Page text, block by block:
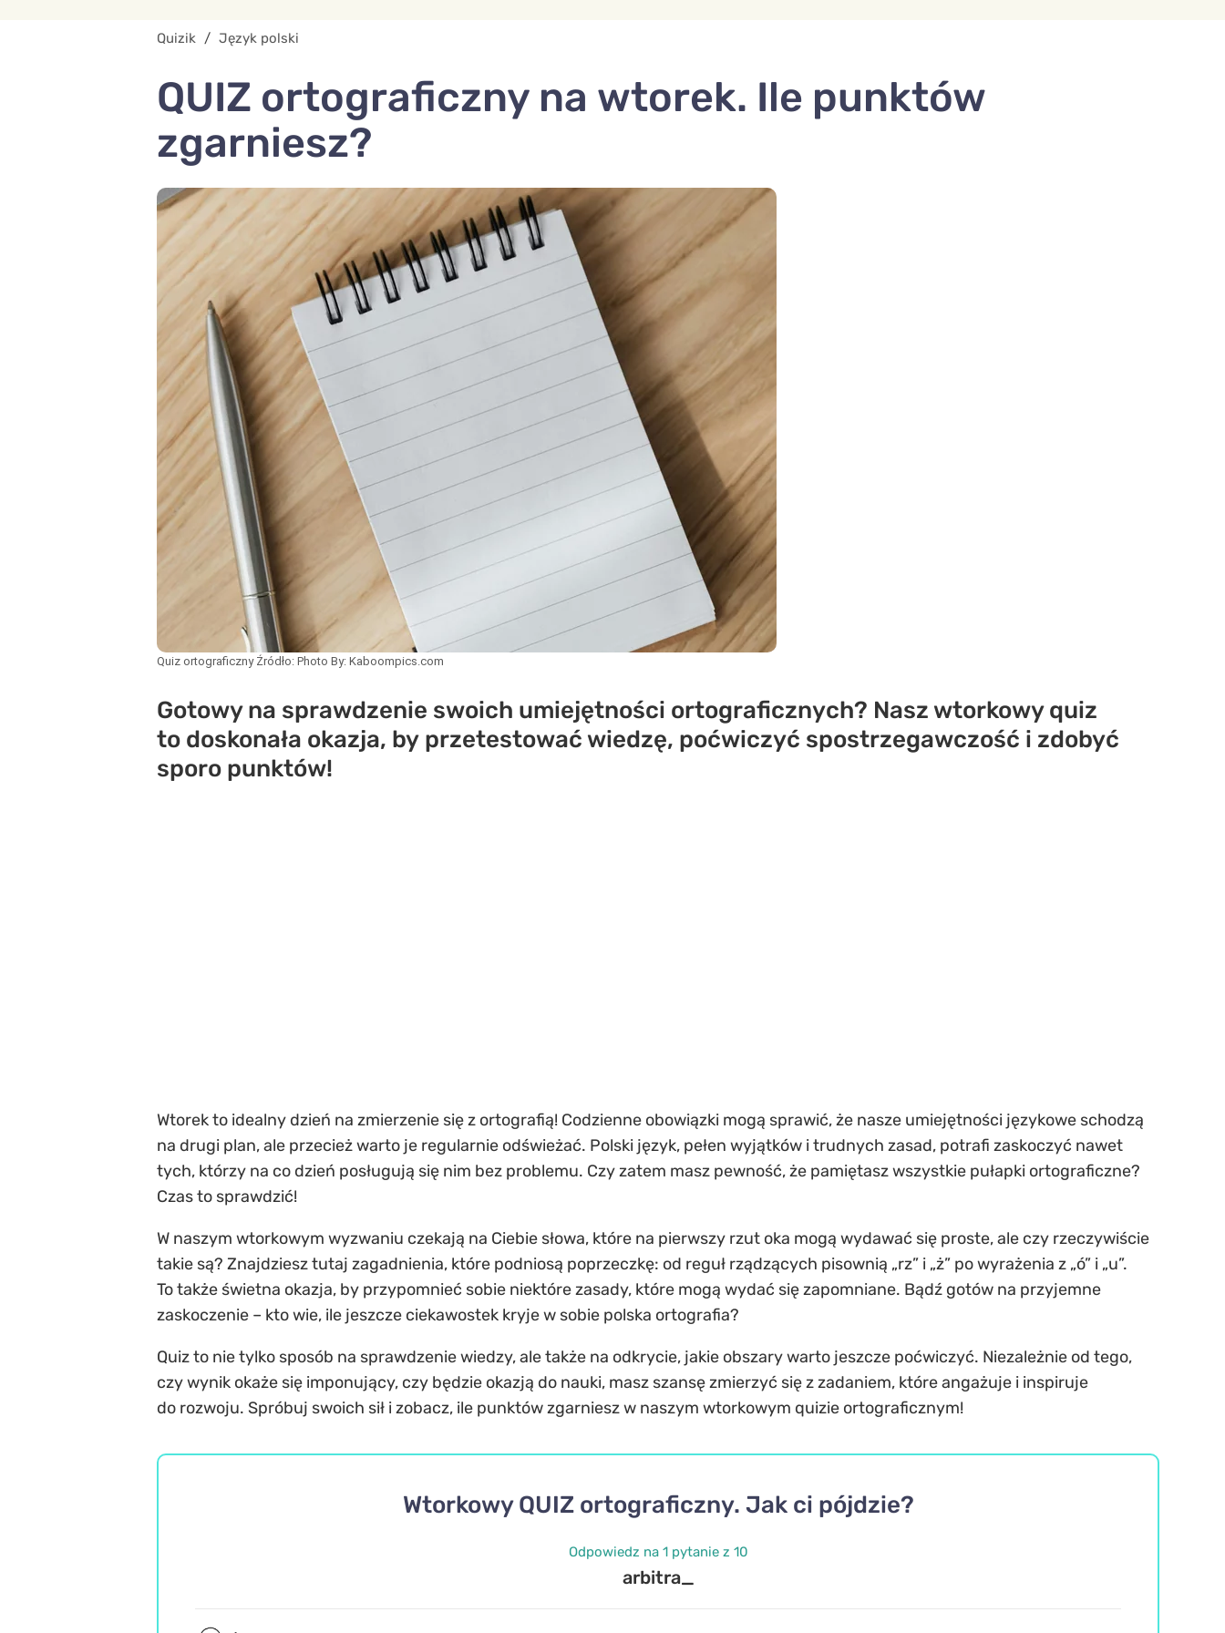
Quizik / Język polski
QUIZ ortograficzny na wtorek. Ile punktów
zgarniesz?
Quiz ortograficzny Źródło: Photo By: Kaboompics.com
Gotowy na sprawdzenie swoich umiejętności ortograficznych? Nasz wtorkowy quiz
to doskonała okazja, by przetestować wiedzę, poćwiczyć spostrzegawczość i zdobyć
sporo punktów!
Wtorek to idealny dzień na zmierzenie się z ortografią! Codzienne obowiązki mogą sprawić, że nasze umiejętności językowe schodzą
na drugi plan, ale przecież warto je regularnie odświeżać. Polski język, pełen wyjątków i trudnych zasad, potrafi zaskoczyć nawet
tych, którzy na co dzień posługują się nim bez problemu. Czy zatem masz pewność, że pamiętasz wszystkie pułapki ortograficzne?
Czas to sprawdzić!
W naszym wtorkowym wyzwaniu czekają na Ciebie słowa, które na pierwszy rzut oka mogą wydawać się proste, ale czy rzeczywiście
takie są? Znajdziesz tutaj zagadnienia, które podniosą poprzeczkę: od reguł rządzących pisownią „rz” i „ż” po wyrażenia z „ó” i „u”.
To także świetna okazja, by przypomnieć sobie niektóre zasady, które mogą wydać się zapomniane. Bądź gotów na przyjemne
zaskoczenie – kto wie, ile jeszcze ciekawostek kryje w sobie polska ortografia?
Quiz to nie tylko sposób na sprawdzenie wiedzy, ale także na odkrycie, jakie obszary warto jeszcze poćwiczyć. Niezależnie od tego,
czy wynik okaże się imponujący, czy będzie okazją do nauki, masz szansę zmierzyć się z zadaniem, które angażuje i inspiruje
do rozwoju. Spróbuj swoich sił i zobacz, ile punktów zgarniesz w naszym wtorkowym quizie ortograficznym!
Wtorkowy QUIZ ortograficzny. Jak ci pójdzie?
Odpowiedz na 1 pytanie z 10
arbitra_